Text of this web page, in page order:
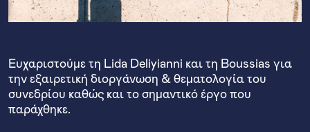
Ευχαριστούμε τη Lida Deliyianni και τη Boussias για
την εξαιρετική διοργάνωση & θεματολογία του
συνεδρίου καθώς και το σημαντικό έργο που
παράχθηκε.